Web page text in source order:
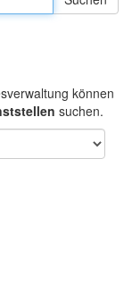
können
suchen.